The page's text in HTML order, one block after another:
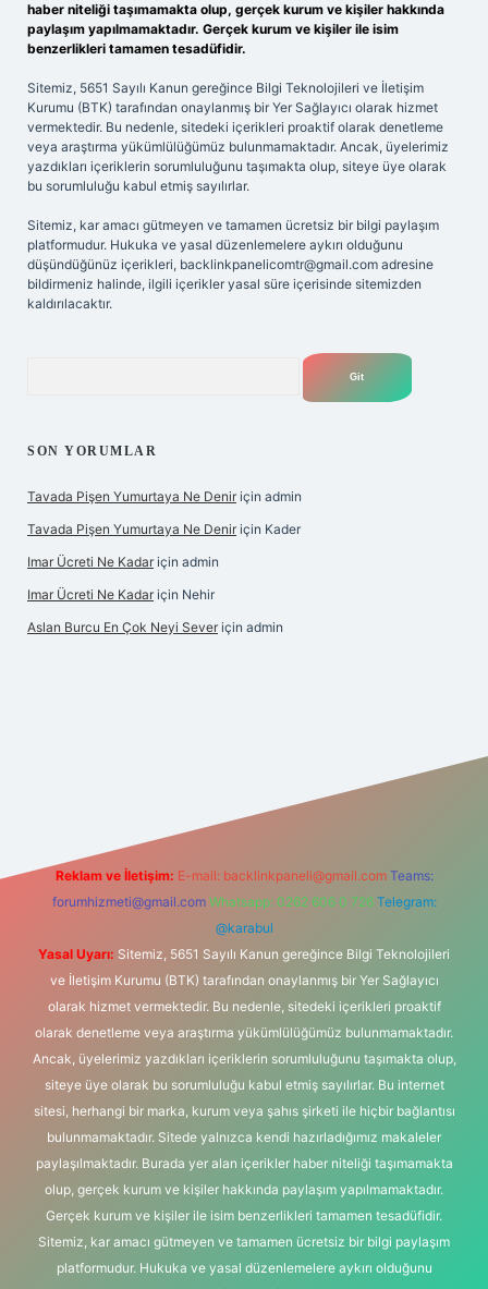
haber niteliği taşımamakta olup, gerçek kurum ve kişiler hakkında
paylaşım yapılmamaktadır. Gerçek kurum ve kişiler ile isim
benzerlikleri tamamen tesadüfidir.
Sitemiz, 5651 Sayılı Kanun gereğince Bilgi Teknolojileri ve İletişim
Kurumu (BTK) tarafından onaylanmış bir Yer Sağlayıcı olarak hizmet
vermektedir. Bu nedenle, sitedeki içerikleri proaktif olarak denetleme
veya araştırma yükümlülüğümüz bulunmamaktadır. Ancak, üyelerimiz
yazdıkları içeriklerin sorumluluğunu taşımakta olup, siteye üye olarak
bu sorumluluğu kabul etmiş sayılırlar.
Sitemiz, kar amacı gütmeyen ve tamamen ücretsiz bir bilgi paylaşım
platformudur. Hukuka ve yasal düzenlemelere aykırı olduğunu
düşündüğünüz içerikleri, backlinkpanelicomtr@gmail.com adresine
bildirmeniz halinde, ilgili içerikler yasal süre içerisinde sitemizden
kaldırılacaktır.
SON YORUMLAR
Tavada Pişen Yumurtaya Ne Denir için admin
Tavada Pişen Yumurtaya Ne Denir için Kader
Imar Ücreti Ne Kadar için admin
Imar Ücreti Ne Kadar için Nehir
Aslan Burcu En Çok Neyi Sever için admin
Reklam ve İletişim: E-mail: backlinkpaneli@gmail.com Teams:
forumhizmeti@gmail.com Whatsapp: 0262 606 0 726 Telegram:
@karabul
Yasal Uyarı: Sitemiz, 5651 Sayılı Kanun gereğince Bilgi Teknolojileri
ve İletişim Kurumu (BTK) tarafından onaylanmış bir Yer Sağlayıcı
olarak hizmet vermektedir. Bu nedenle, sitedeki içerikleri proaktif
olarak denetleme veya araştırma yükümlülüğümüz bulunmamaktadır.
Ancak, üyelerimiz yazdıkları içeriklerin sorumluluğunu taşımakta olup,
siteye üye olarak bu sorumluluğu kabul etmiş sayılırlar. Bu internet
sitesi, herhangi bir marka, kurum veya şahıs şirketi ile hiçbir bağlantısı
bulunmamaktadır. Sitede yalnızca kendi hazırladığımız makaleler
paylaşılmaktadır. Burada yer alan içerikler haber niteliği taşımamakta
olup, gerçek kurum ve kişiler hakkında paylaşım yapılmamaktadır.
Gerçek kurum ve kişiler ile isim benzerlikleri tamamen tesadüfidir.
Sitemiz, kar amacı gütmeyen ve tamamen ücretsiz bir bilgi paylaşım
platformudur. Hukuka ve yasal düzenlemelere aykırı olduğunu